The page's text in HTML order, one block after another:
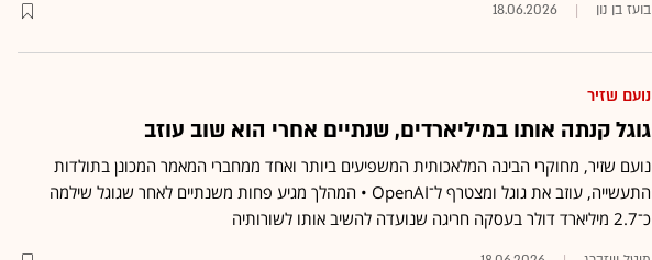
בועז בן נון 18.06.2026
נועם שזיר
גוגל קנתה אותו במיליארדים, שנתיים אחרי הוא שוב עוזב
נועם שזיר, מחוקרי הבינה המלאכותית המשפיעים ביותר ואחד ממחברי המאמר המכונן בתולדות
התעשייה, עוזב את גוגל ומצטרף ל־OpenAI • המהלך מגיע פחות משנתיים לאחר שגוגל שילמה
כ־2.7 מיליארד דולר בעסקה חריגה שנועדה להשיב אותו לשורותיה